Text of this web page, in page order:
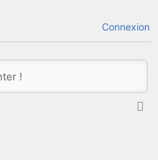
Connexion